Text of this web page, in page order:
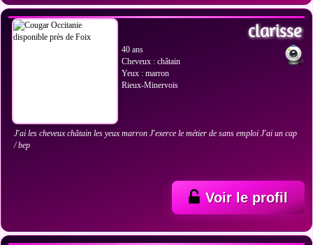
clarisse
40 ans
Cheveux : châtain
Yeux : marron
Rieux-Minervois
J'ai les cheveux châtain les yeux marron J'exerce le métier de sans emploi J'ai un cap
/ bep
Voir le profil